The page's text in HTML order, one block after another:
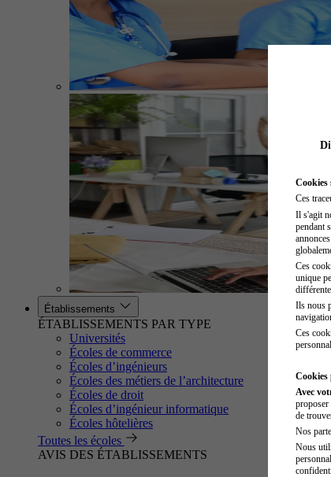
Établissements
ÉTABLISSEMENTS PAR TYPE
Universités
Écoles de commerce
Écoles d’ingénieurs
Écoles des métiers de l’architecture
Écoles de droit
Écoles d’ingénieur informatique
Écoles hôtelières
Toutes les écoles
AVIS DES ÉTABLISSEMENTS
Cookies
Ces
Il s'agit
pendant
Ces
unique
Ils nous
Ces
Cookies
Avec
proposer
de
Nos
Nous